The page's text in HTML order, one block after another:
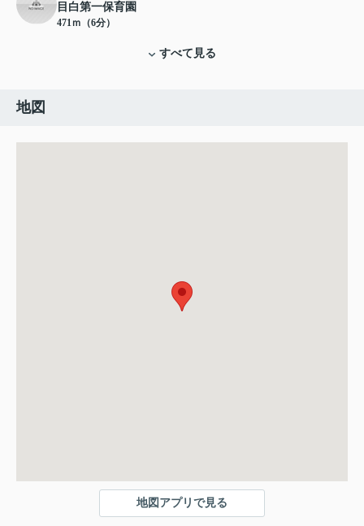
目白第一保育園
471ｍ（6分）
すべて見る
地図
地図アプリで見る